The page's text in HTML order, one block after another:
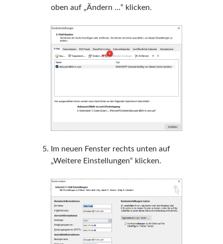
oben auf „Ändern …“ klicken.
Im neuen Fenster rechts unten auf
„Weitere Einstellungen“ klicken.